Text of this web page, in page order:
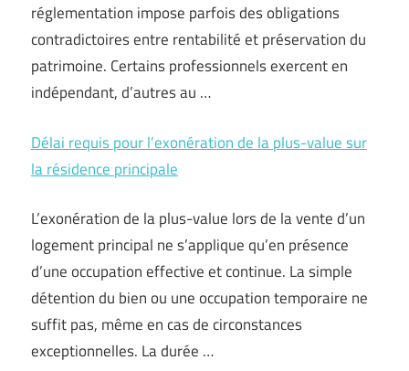
réglementation impose parfois des obligations
contradictoires entre rentabilité et préservation du
patrimoine. Certains professionnels exercent en
indépendant, d’autres au …
Délai requis pour l’exonération de la plus-value sur
la résidence principale
L’exonération de la plus-value lors de la vente d’un
logement principal ne s’applique qu’en présence
d’une occupation effective et continue. La simple
détention du bien ou une occupation temporaire ne
suffit pas, même en cas de circonstances
exceptionnelles. La durée …